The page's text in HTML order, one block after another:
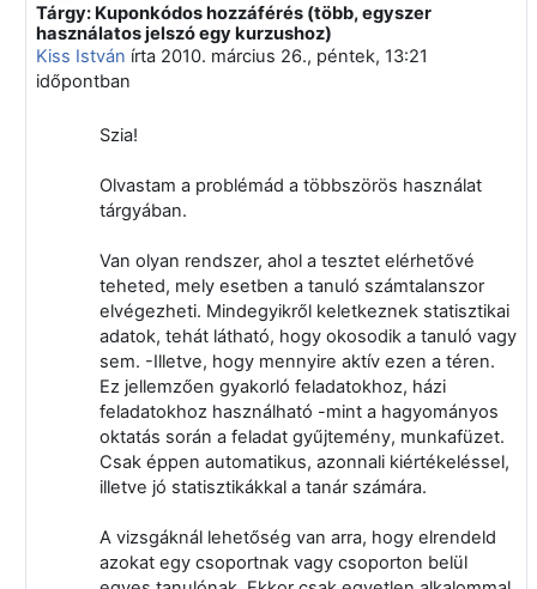
Válasz erre: Klein Arnold
Tárgy: Kuponkódos hozzáférés (több, egyszer
használatos jelszó egy kurzushoz)
Kiss István írta 2010. március 26., péntek, 13:21
időpontban
Szia!
Olvastam a problémád a többszörös használat
tárgyában.
Van olyan rendszer, ahol a tesztet elérhetővé
teheted, mely esetben a tanuló számtalanszor
elvégezheti. Mindegyikről keletkeznek statisztikai
adatok, tehát látható, hogy okosodik a tanuló vagy
sem. -Illetve, hogy mennyire aktív ezen a téren.
Ez jellemzően gyakorló feladatokhoz, házi
feladatokhoz használható -mint a hagyományos
oktatás során a feladat gyűjtemény, munkafüzet.
Csak éppen automatikus, azonnali kiértékeléssel,
illetve jó statisztikákkal a tanár számára.
A vizsgáknál lehetőség van arra, hogy elrendeld
azokat egy csoportnak vagy csoporton belül